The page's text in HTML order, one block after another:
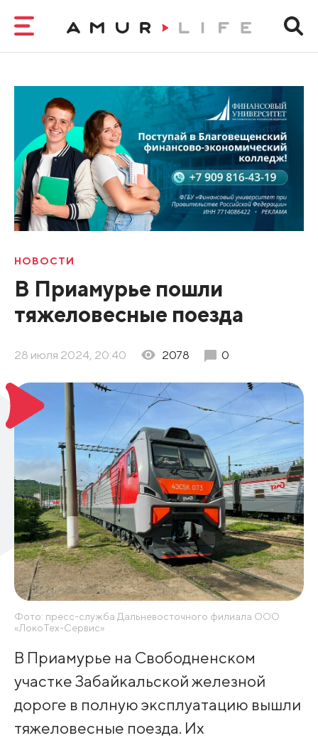
НОВОСТИ
В Приамурье пошли
тяжеловесные поезда
28 июля 2024, 20:40 2078 0
Фото: пресс-служба Дальневосточного филиала ООО
«ЛокоТех-Сервис»
В Приамурье на Свободненском
участке Забайкальской железной
дороге в полную эксплуатацию вышли
тяжеловесные поезда. Их